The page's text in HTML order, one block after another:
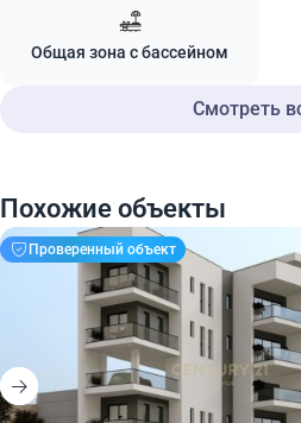
Общая зона с бассейном
Смотреть
Похожие объекты
Проверенный объект